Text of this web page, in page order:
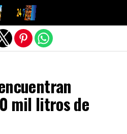
mil litros de
versión móvil